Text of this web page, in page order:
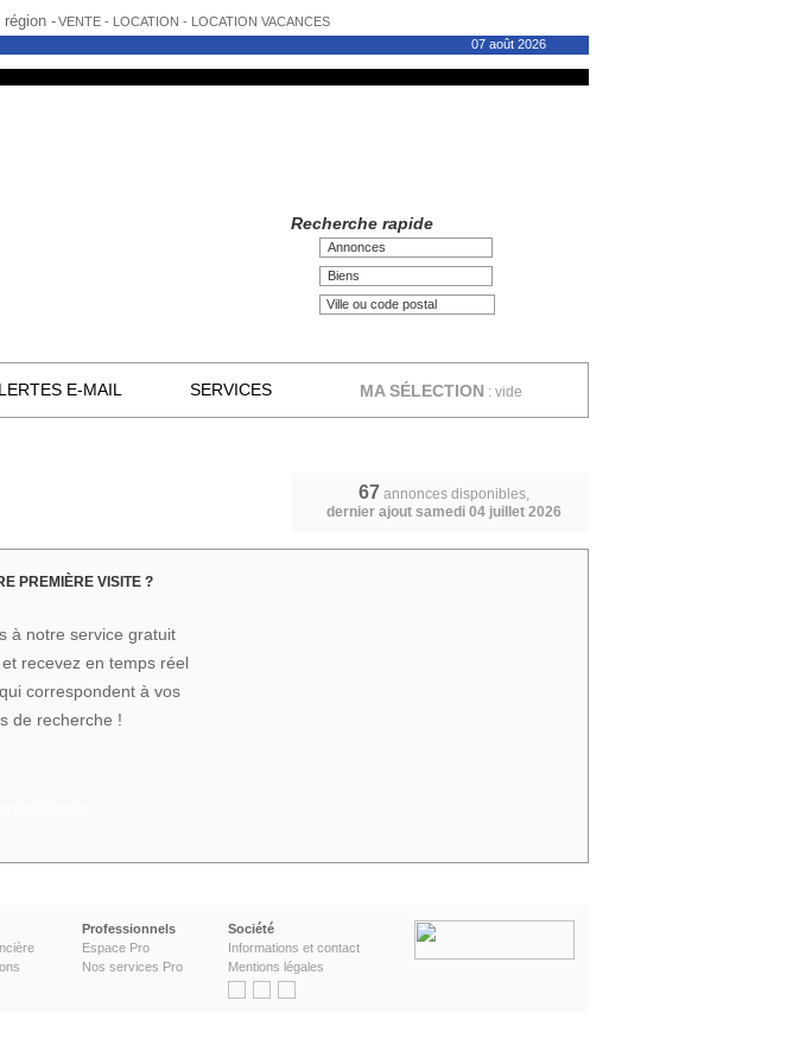
région -VENTE - LOCATION - LOCATION VACANCES
07 août 2026
Recherche rapide
Annonces
Biens
E-MAIL SERVICES MA SÉLECTION : vide
67 annonces disponibles,
dernier ajout samedi 04 juillet 2026
PREMIÈRE VISITE ?
à notre service gratuit
recevez en temps réel
correspondent à vos
de recherche !
Professionnels
Espace Pro
Nos services Pro
Société
Informations et contact
Mentions légales